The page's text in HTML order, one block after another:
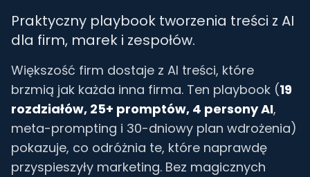
Praktyczny playbook tworzenia treści z AI
dla firm, marek i zespołów.
Większość firm dostaje z AI treści, które
brzmią jak każda inna firma. Ten playbook (19
rozdziałów, 25+ promptów, 4 persony AI,
meta-prompting i 30-dniowy plan wdrożenia)
pokazuje, co odróżnia te, które naprawdę
przyspieszyły marketing. Bez magicznych